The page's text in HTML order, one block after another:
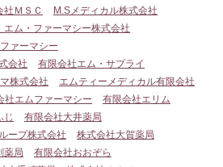
社ＭＳＣ
M.Sメディカル株式会社
エム・ファーマシー株式会社
ァーマシー
会社
有限会社エム・サプライ
株式会社
エムティーメディカル有限会社
社エムファーマシー
有限会社エリム
じ
有限会社大井薬局
ープ株式会社
株式会社大賀薬局
薬局
有限会社おおぞら